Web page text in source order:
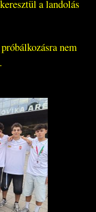
a landolás
nem